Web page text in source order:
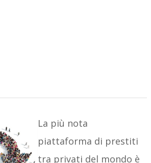
La più nota
piattaforma di prestiti
tra privati del mondo è